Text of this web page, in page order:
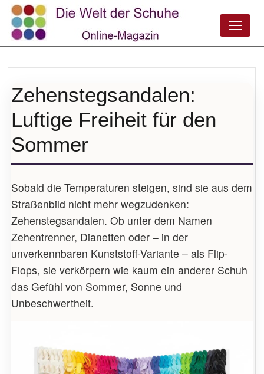
Zehenstegsandalen:
Luftige Freiheit für den
Sommer
Sobald die Temperaturen steigen, sind sie aus dem
Straßenbild nicht mehr wegzudenken:
Zehenstegsandalen. Ob unter dem Namen
Zehentrenner, Dianetten oder – in der
unverkennbaren Kunststoff-Variante – als Flip-
Flops, sie verkörpern wie kaum ein anderer Schuh
das Gefühl von Sommer, Sonne und
Unbeschwertheit.